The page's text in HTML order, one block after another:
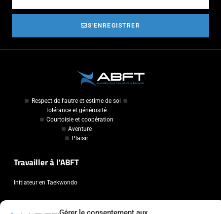
S'ENREGISTRER
Respect de l'autre et estime de soi
Tolérance et générosité
Courtoisie et coopération
Aventure
Plaisir
Travailler à l'ABFT
Initiateur en Taekwondo